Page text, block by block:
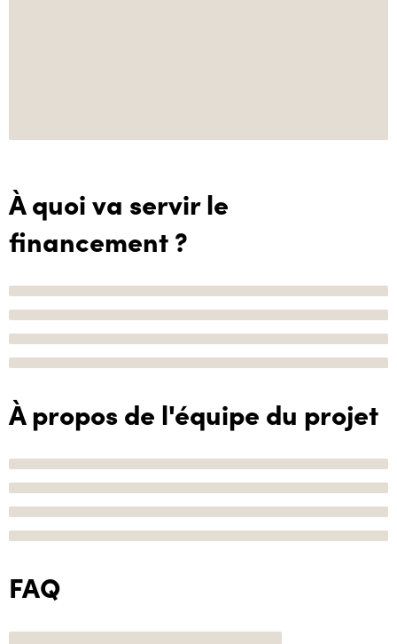
À quoi va servir le
financement ?
À propos de l'équipe du projet
FAQ